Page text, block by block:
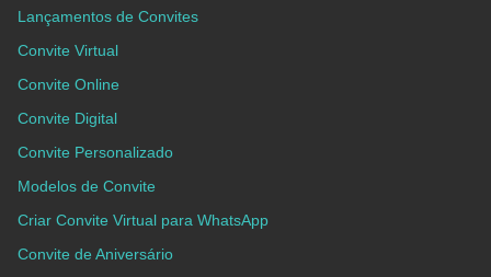
Lançamentos de Convites
Convite Virtual
Convite Online
Convite Digital
Convite Personalizado
Modelos de Convite
Criar Convite Virtual para WhatsApp
Convite de Aniversário